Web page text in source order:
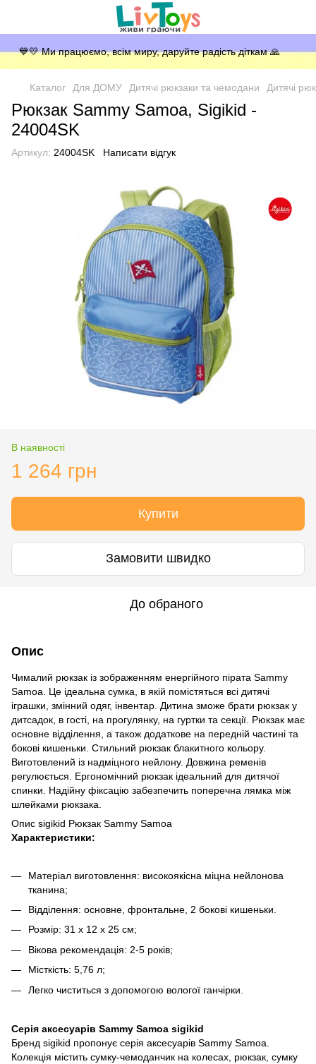
💙💛 Ми працюємо, всім миру, даруйте радість діткам 🙏
Каталог Для ДОМУ Дитячі рюкзаки та чемодани Дитячі
Рюкзак Sammy Samoa, Sigikid -
24004SK
Артикул: 24004SK Написати відгук
В наявності
1 264 грн
Купити
Замовити швидко
До обраного
Опис
Чималий рюкзак із зображенням енергійного пірата Sammy
Samoa. Це ідеальна сумка, в якій помістяться всі дитячі
іграшки, змінний одяг, інвентар. Дитина зможе брати рюкзак у
дитсадок, в гості, на прогулянку, на гуртки та секції. Рюкзак має
основне відділення, а також додаткове на передній частині та
бокові кишеньки. Стильний рюкзак блакитного кольору.
Виготовлений із надміцного нейлону. Довжина ременів
регулюється. Ергономічний рюкзак ідеальний для дитячої
спинки. Надійну фіксацію забезпечить поперечна лямка між
шлейками рюкзака.
Опис sigikid Рюкзак Sammy Samoa
Характеристики:
Матеріал виготовлення: високоякісна міцна нейлонова
тканина;
Відділення: основне, фронтальне, 2 бокові кишеньки.
Розмір: 31 x 12 x 25 см;
Вікова рекомендація: 2-5 років;
Місткість: 5,76 л;
Легко чиститься з допомогою вологої ганчірки.
Серія аксесуарів Sammy Samoa sigikid
Бренд sigikid пропонує серія аксесуарів Sammy Samoa.
Колекція містить сумку-чемоданчик на колесах, рюкзак, сумку